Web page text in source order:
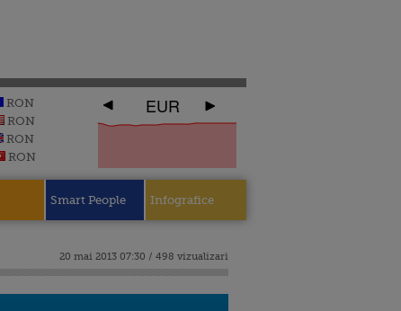
RON
RON
RON
RON
EUR
Smart People Infografice
20 mai 2013 07:30 / 498 vizualizari